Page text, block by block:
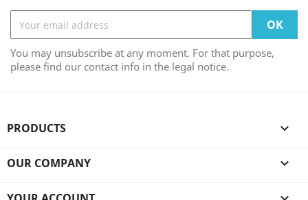
You may unsubscribe at any moment. For that purpose,
please find our contact info in the legal notice.
PRODUCTS 
OUR COMPANY 